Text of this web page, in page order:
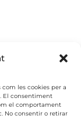
les cookies per a
El consentiment
el comportament
No consentir o retirar